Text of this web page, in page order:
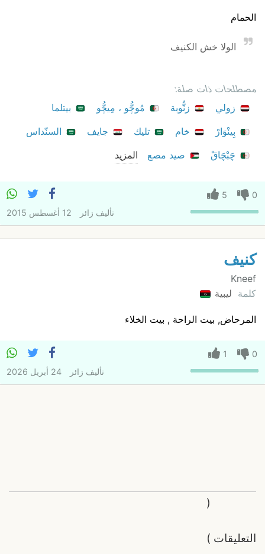
الحمام
الولا خش الكنيف
مصطلحات ذات صلة:
زولي
زنُّوبة مُوچُّو ، مِيچُّو
بيتلما
بِينْوَارْ
خام تليك جايف
السنّداس
چَبْچَاقْ
صيد مصع المزيد
0
5
تأليف زائر 12 أغسطس 2015
كنيف
Kneef
كلمة ليبية
المرحاض, بيت الراحة , بيت الخلاء
0
1
تأليف زائر 24 أبريل 2026
التعليقات
(
)